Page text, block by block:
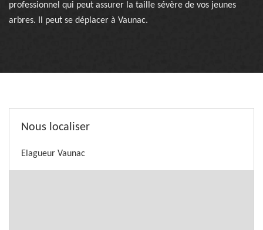
professionnel qui peut assurer la taille sévère de vos jeunes
arbres. Il peut se déplacer à Vaunac.
Nous localiser
Elagueur Vaunac